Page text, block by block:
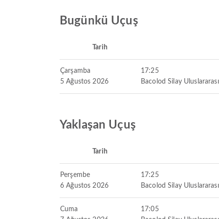
Bugünkü Uçuş
Tarih
Çarşamba
5 Ağustos 2026
17:25
Bacolod Silay
Yaklaşan Uçuş
Tarih
Perşembe
6 Ağustos 2026
17:25
Bacolod Silay
Cuma
17:05